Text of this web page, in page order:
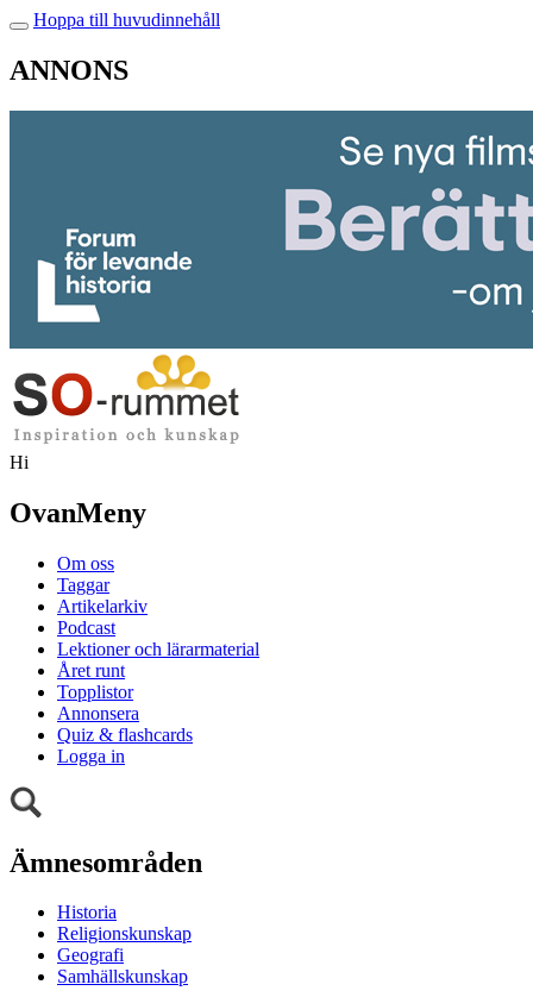
Hoppa till huvudinnehåll
ANNONS
Hi
OvanMeny
Om oss
Taggar
Artikelarkiv
Podcast
Lektioner och lärarmaterial
Året runt
Topplistor
Annonsera
Quiz & flashcards
Logga in
Ämnesområden
Historia
Religionskunskap
Geografi
Samhällskunskap